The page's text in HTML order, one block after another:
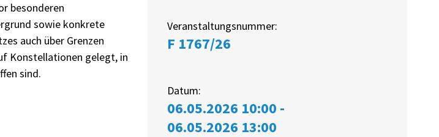
besonderen
sowie konkrete
auch über Grenzen
Konstellationen gelegt, in
sind.
Veranstaltungsnummer:
F 1767/26
Datum:
06.05.2026 10:00 -
06.05.2026 13:00